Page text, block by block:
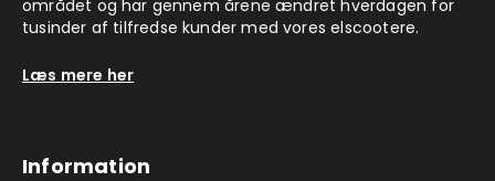
området og har gennem årene ændret hverdagen for
tusinder af tilfredse kunder med vores elscootere.
Læs mere her
Information